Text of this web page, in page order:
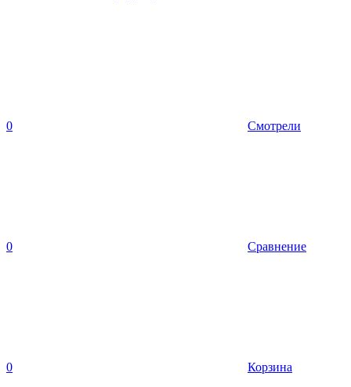
0 Смотрели
0 Сравнение
0 Корзина